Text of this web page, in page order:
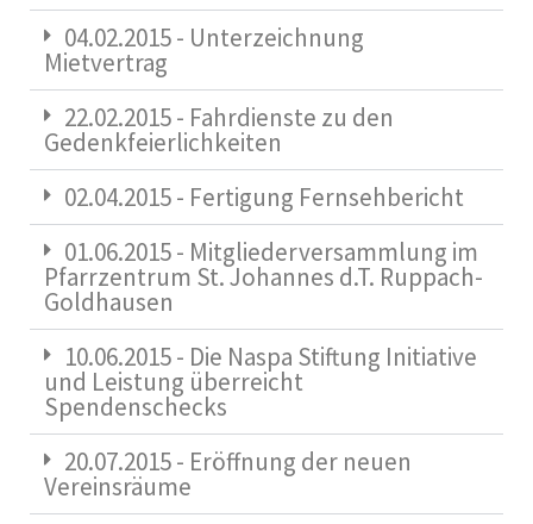
04.02.2015 - Unterzeichnung
Mietvertrag
22.02.2015 - Fahrdienste zu den
Gedenkfeierlichkeiten
02.04.2015 - Fertigung Fernsehbericht
01.06.2015 - Mitgliederversammlung im
Pfarrzentrum St. Johannes d.T. Ruppach-
Goldhausen
10.06.2015 - Die Naspa Stiftung Initiative
und Leistung überreicht
Spendenschecks
20.07.2015 - Eröffnung der neuen
Vereinsräume